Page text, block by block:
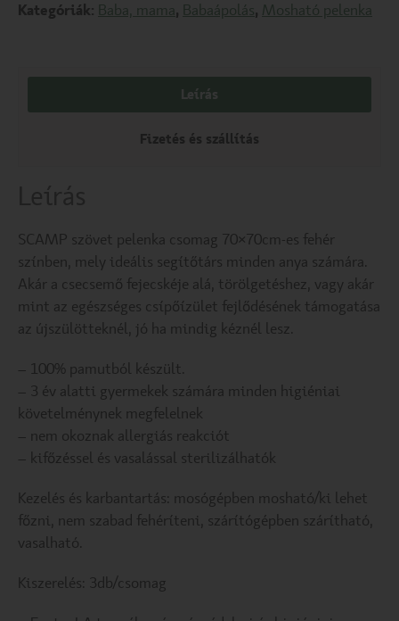
Kategóriák: Baba, mama, Babaápolás, Mosható pelenka
Leírás
Fizetés és szállítás
SCAMP szövet pelenka csomag 70×70cm-es fehér
színben, mely ideális segítőtárs minden anya számára.
Akár a csecsemő fejecskéje alá, törölgetéshez, vagy akár
mint az egészséges csípőízület fejlődésének támogatása
az újszülötteknél, jó ha mindig kéznél lesz.
– 100% pamutból készült.
– 3 év alatti gyermekek számára minden higiéniai
követelménynek megfelelnek
– nem okoznak allergiás reakciót
– kifőzéssel és vasalással sterilizálhatók
Kezelés és karbantartás: mosógépben mosható/ki lehet
főzni, nem szabad fehéríteni, szárítógépben szárítható,
vasalható.
Kiszerelés: 3db/csomag